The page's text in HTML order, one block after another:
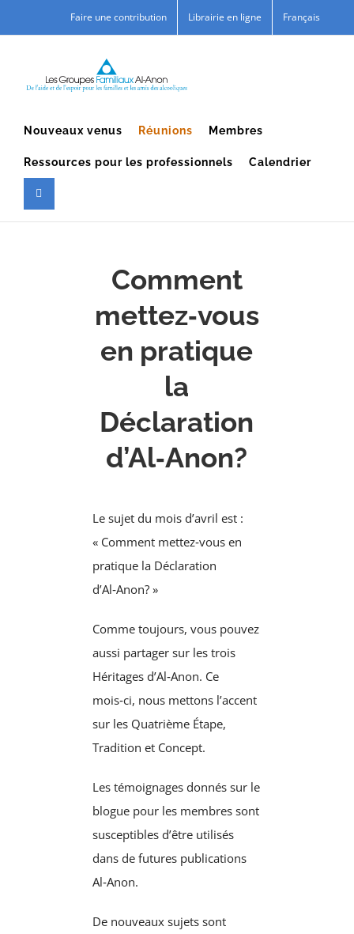
to
Faire une contribution Librairie en ligne Français
Nouveaux venus Réunions Membres
Ressources pour les professionnels Calendrier
Comment
mettez‑vous
en pratique
la
Déclaration
d’Al‑Anon?
Le sujet du mois d’avril est :
« Comment mettez‑vous en
pratique la Déclaration
d’Al‑Anon? »
Comme toujours, vous pouvez
aussi partager sur les trois
Héritages d’Al‑Anon. Ce
mois‑ci, nous mettons l’accent
sur les Quatrième Étape,
Tradition et Concept.
Les témoignages donnés sur le
blogue pour les membres sont
susceptibles d’être utilisés
dans de futures publications
Al‑Anon.
De nouveaux sujets sont